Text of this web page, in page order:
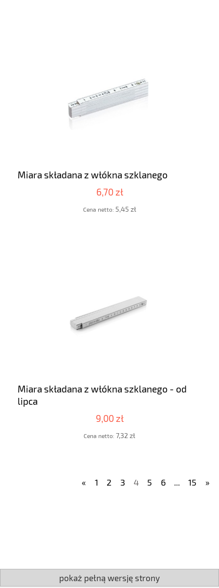
Miara składana z włókna szklanego
6,70 zł
Cena netto: 5,45 zł
Miara składana z włókna szklanego - od
lipca
9,00 zł
Cena netto: 7,32 zł
« 1 2 3 4 5 6 ... 15 »
pokaż pełną wersję strony